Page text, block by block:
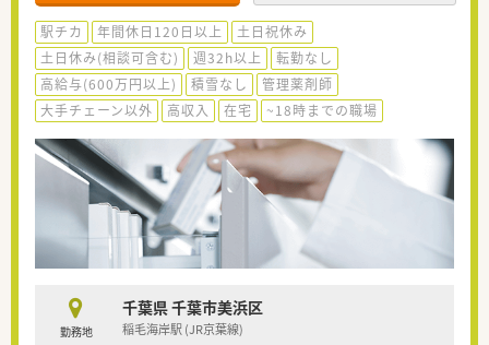
駅チカ 年間休日120日以上
土日祝休み
土日休み(相談可含む)
週32h以上
転勤なし
高給与(600万円以上)
積雪なし
管理薬剤師
大手チェーン以外
高収入 在宅 ~18時までの職場
勤務地
千葉県 千葉市美浜区
稲毛海岸駅 (JR京葉線)